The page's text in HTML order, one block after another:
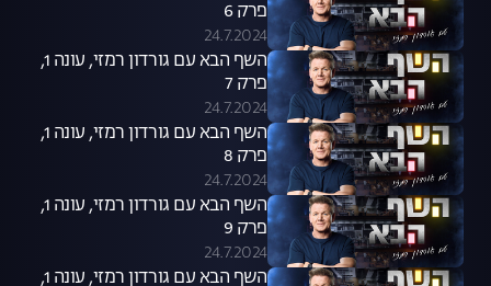
פרק 6
24.7.2024
השף הבא עם גורדון רמזי, עונה 1,
פרק 7
24.7.2024
השף הבא עם גורדון רמזי, עונה 1,
פרק 8
24.7.2024
השף הבא עם גורדון רמזי, עונה 1,
פרק 9
24.7.2024
השף הבא עם גורדון רמזי, עונה 1,